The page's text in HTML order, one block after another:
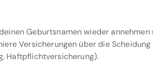
Geburtsnamen wieder annehmen
Versicherungen über die
Haftpflichtversicherung).